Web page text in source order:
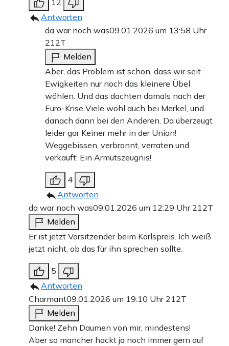
12
Antworten
da war noch was09.01.2026 um 13:58 Uhr
212T
Melden
Aber, das Problem ist schon, dass wir seit
Ewigkeiten nur noch das kleinere Übel
wählen. Und das dachten damals nach der
Euro-Krise Viele wohl auch bei Merkel, und
danach dann bei den Anderen. Da überzeugt
leider gar Keiner mehr in der Union!
Weggebissen, verbrannt, verraten und
verkauft: Ein Armutszeugnis!
4
Antworten
da war noch was09.01.2026 um 12:29 Uhr 212T
Melden
Er ist jetzt Vorsitzender beim Karlspreis. Ich weiß
jetzt nicht, ob das für ihn sprechen sollte.
5
Antworten
Charmant09.01.2026 um 19:10 Uhr 212T
Melden
Danke! Zehn Daumen von mir, mindestens!
Aber so mancher hackt ja noch immer gern auf